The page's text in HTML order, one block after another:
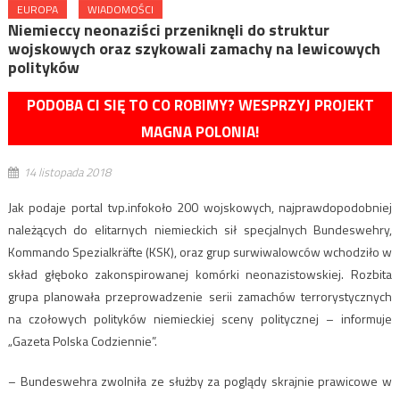
EUROPA WIADOMOŚCI
Niemieccy neonaziści przeniknęli do struktur
wojskowych oraz szykowali zamachy na lewicowych
polityków
PODOBA CI SIĘ TO CO ROBIMY? WESPRZYJ PROJEKT
MAGNA POLONIA!
14 listopada 2018
Jak podaje portal tvp.infokoło 200 wojskowych, najprawdopodobniej
należących do elitarnych niemieckich sił specjalnych Bundeswehry,
Kommando Spezialkräfte (KSK), oraz grup surwiwalowców wchodziło w
skład głęboko zakonspirowanej komórki neonazistowskiej. Rozbita
grupa planowała przeprowadzenie serii zamachów terrorystycznych
na czołowych polityków niemieckiej sceny politycznej – informuje
„Gazeta Polska Codziennie”.
– Bundeswehra zwolniła ze służby za poglądy skrajnie prawicowe w